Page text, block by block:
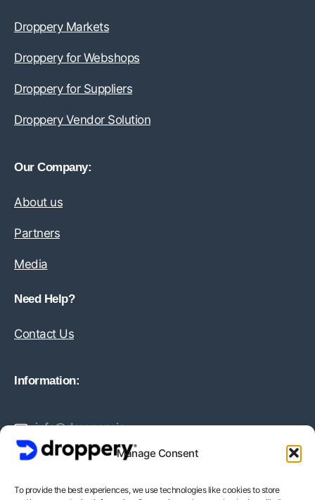
Manage Consent
To provide the best experiences, we use technologies like cookies to store
Droppery Markets
Droppery for Webshops
Droppery for Suppliers
Droppery Vendor Solution
Our Company:
About us
Partners
Media
Need Help?
Contact Us
Information:
info@droppery.io